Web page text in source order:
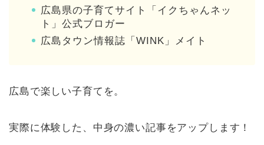
広島県の子育てサイト「イクちゃんネッ
ト」公式ブロガー
広島タウン情報誌「WINK」メイト
広島で楽しい子育てを。
実際に体験した、中身の濃い記事をアップします！